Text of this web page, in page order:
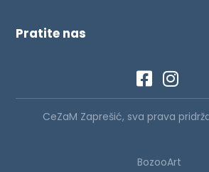
Pratite nas
CeZaM Zaprešić, sva prava
BozooArt